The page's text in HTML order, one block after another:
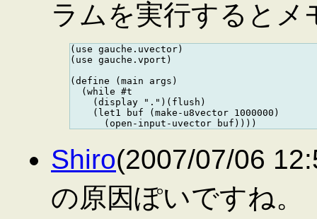
ラムを実行するとメ
(use gauche.uvector)
(use gauche.vport)
(define (main args)
  (while #t
    (display ".")(flush)
    (let1 buf (make-u8vector 1000000)
Shiro(2007/07/06
の原因ぽいですね。